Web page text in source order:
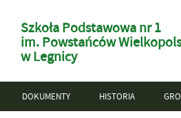
Szkoła Podstawowa nr 1
im. Powstańców
w Legnicy
DOKUMENTY HISTORIA